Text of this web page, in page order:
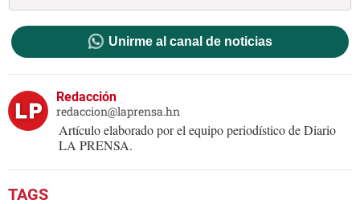
Unirme al canal de noticias
Redacción
redaccion@laprensa.hn
Artículo elaborado por el equipo periodístico de Diario
LA PRENSA.